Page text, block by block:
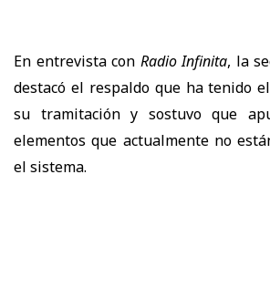
En entrevista con Radio Infinita, la
destacó el respaldo que ha tenido
su tramitación y sostuvo que
elementos que actualmente no
el sistema.